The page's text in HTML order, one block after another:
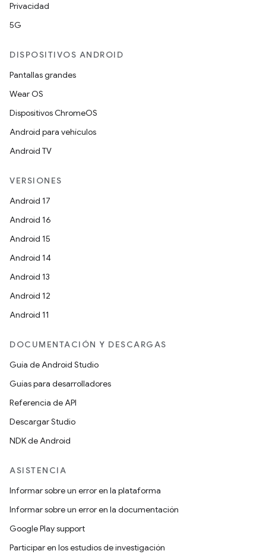
Privacidad
5G
DISPOSITIVOS ANDROID
Pantallas grandes
Wear OS
Dispositivos ChromeOS
Android para vehículos
Android TV
VERSIONES
Android 17
Android 16
Android 15
Android 14
Android 13
Android 12
Android 11
DOCUMENTACIÓN Y DESCARGAS
Guía de Android Studio
Guías para desarrolladores
Referencia de API
Descargar Studio
NDK de Android
ASISTENCIA
Informar sobre un error en la plataforma
Informar sobre un error en la documentación
Google Play support
Participar en los estudios de investigación